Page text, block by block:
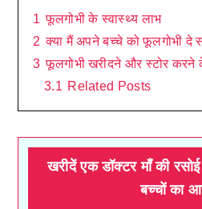
1 फूलगोभी के स्वास्थ्य लाभ
2 क्या मैं अपने बच्चे को फूलगोभी दे
3 फूलगोभी खरीदने और स्टोर करने
3.1 Related Posts
खरीदें एक डॉक्टर माँ की
बच्चों का